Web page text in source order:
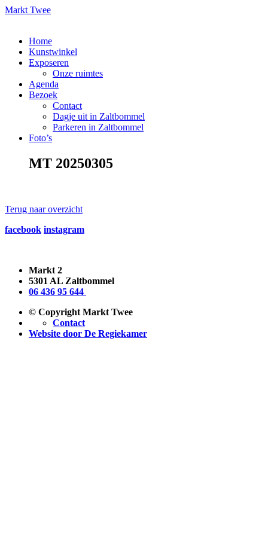
Markt Twee
Home
Kunstwinkel
Exposeren
Onze ruimtes
Agenda
Bezoek
Contact
Dagje uit in Zaltbommel
Parkeren in Zaltbommel
Foto’s
MT 20250305
Terug naar overzicht
facebook instagram
Markt 2
5301 AL Zaltbommel
06 436 95 644
© Copyright Markt Twee
Contact
Website door De Regiekamer